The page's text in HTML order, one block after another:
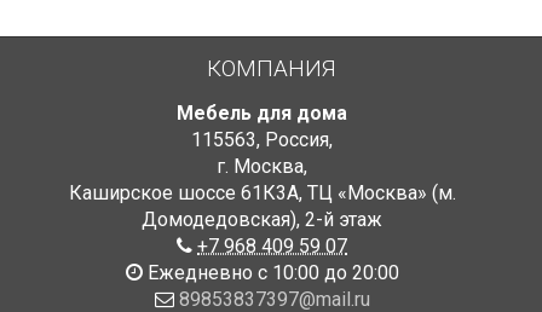
КОМПАНИЯ
Мебель для дома
115563, Россия,
г. Москва,
Каширское шоссе 61К3А, ТЦ «Москва» (м.
Домодедовская), 2-й этаж
+7 968 409 59 07
Ежедневно с 10:00 до 20:00
89853837397@mail.ru